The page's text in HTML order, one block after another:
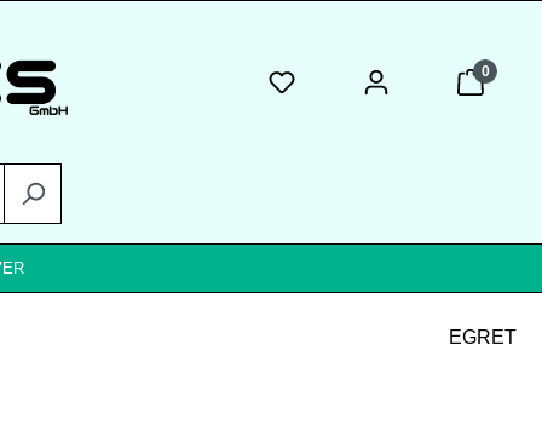
0
EGRET